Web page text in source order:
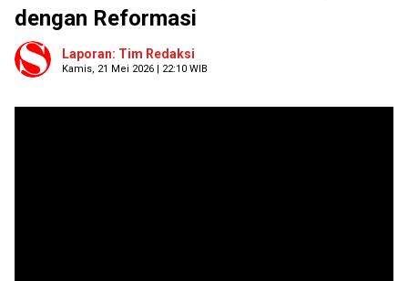
dengan Reformasi
Laporan: Tim Redaksi
Kamis, 21 Mei 2026 | 22:10 WIB